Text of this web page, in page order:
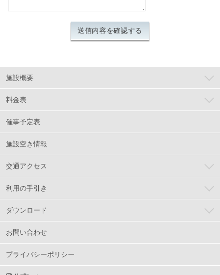
施設概要
料金表
催事予定表
施設空き情報
交通アクセス
利用の手引き
ダウンロード
お問い合わせ
プライバシーポリシー